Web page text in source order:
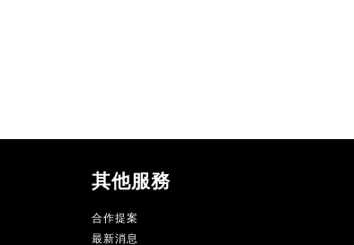
其他服務
合作提案
最新消息